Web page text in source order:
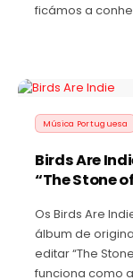
ficámos a
Música Portuguesa
Birds Are
“The Stone
Os Birds Are
álbum de
editar “The
funciona como